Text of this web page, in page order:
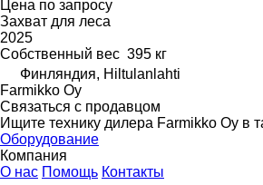
Цена по запросу
Захват для леса
2025
Собственный вес 395 кг
Финляндия, Hiltulanlahti
Farmikko Oy
Связаться с продавцом
Ищите технику дилера Farmikko Oy в
Оборудование
Компания
О нас Помощь Контакты